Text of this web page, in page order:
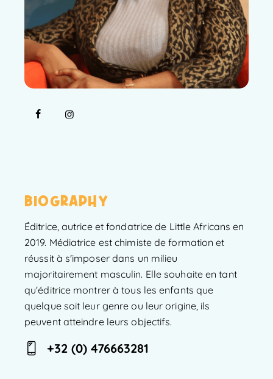
BIOGRAPHY
Éditrice, autrice et fondatrice de Little Africans en
2019. Médiatrice est chimiste de formation et
réussit à s'imposer dans un milieu
majoritairement masculin. Elle souhaite en tant
qu'éditrice montrer à tous les enfants que
quelque soit leur genre ou leur origine, ils
peuvent atteindre leurs objectifs.
+32 (0) 476663281